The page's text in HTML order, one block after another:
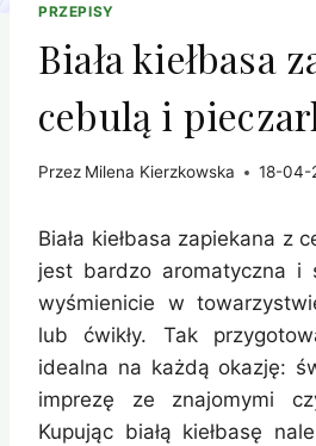
PRZEPISY
Biała kiełbasa
cebulą i
Przez Milena Kierzkowska 18-04-
Biała kiełbasa zapiekana z
jest bardzo aromatyczna i
wyśmienicie w
lub ćwikły. Tak
idealna na każdą okazję:
imprezę ze znajomymi
Kupując białą kiełbasę